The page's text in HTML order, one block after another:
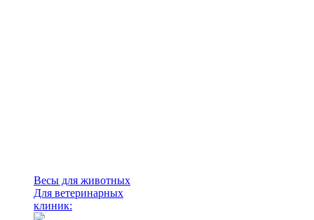
Весы для животных
Для ветеринарных
клиник: